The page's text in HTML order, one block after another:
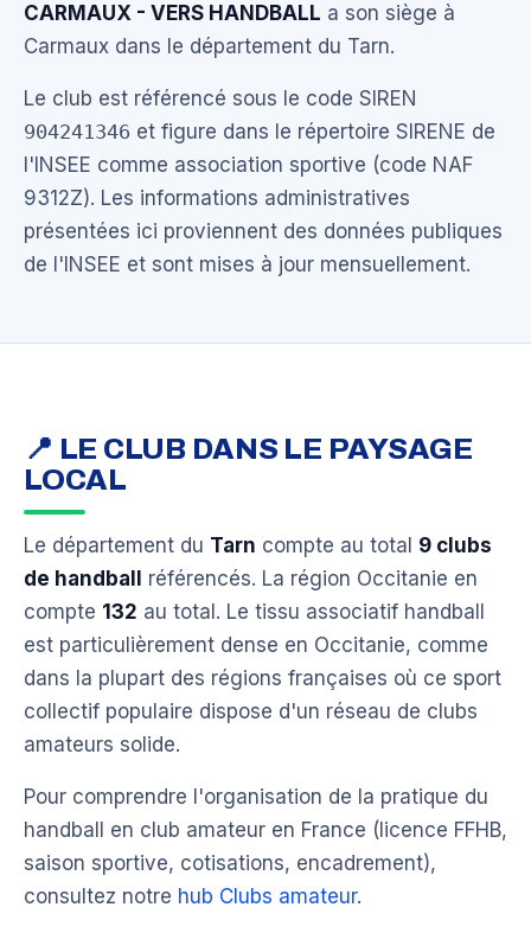
CARMAUX - VERS HANDBALL a son siège à
Carmaux dans le département du Tarn.
Le club est référencé sous le code SIREN
904241346 et figure dans le répertoire SIRENE de
l'INSEE comme association sportive (code NAF
9312Z). Les informations administratives
présentées ici proviennent des données publiques
de l'INSEE et sont mises à jour mensuellement.
📍 LE CLUB DANS LE PAYSAGE
LOCAL
Le département du Tarn compte au total 9 clubs
de handball
référencés. La région Occitanie en
compte 132 au total. Le tissu associatif handball
est particulièrement dense en Occitanie, comme
dans la plupart des régions françaises où ce sport
collectif populaire dispose d'un réseau de clubs
amateurs solide.
Pour comprendre l'organisation de la pratique du
handball en club amateur en France (licence FFHB,
saison sportive, cotisations, encadrement),
consultez notre hub Clubs amateur.